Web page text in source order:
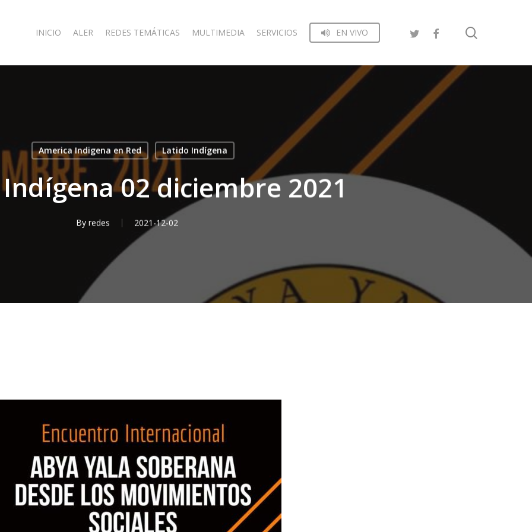
INICIO ALER REDES TEMÁTICAS MULTIMEDIA SERVICIOS EN VIVO
America Indigena en Red Latido Indígena
02 diciembre 2021
By redes 2021-12-02